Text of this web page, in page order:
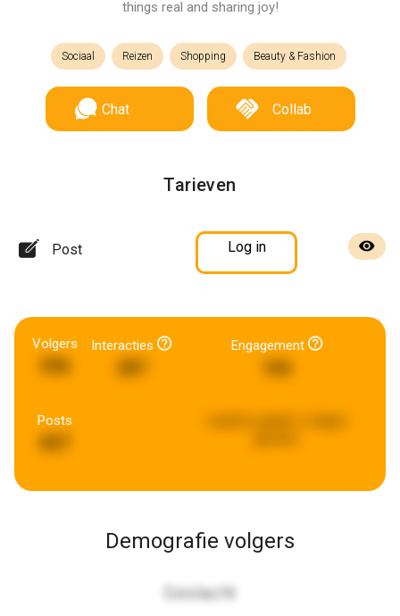
things real and sharing joy!
Sociaal Reizen Shopping Beauty & Fashion
Chat Collab
Tarieven
Post Log in
Volgers
596
Interacties Engagement
166
Posts
Demografie volgers
Geslacht